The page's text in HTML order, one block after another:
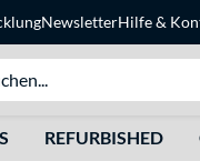
NewsletterHilfe&
REFURBISHED